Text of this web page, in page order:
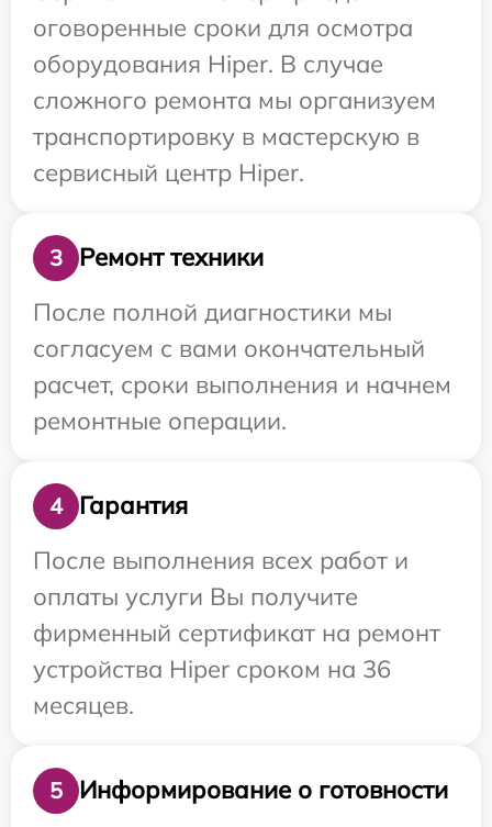
оговоренные сроки для осмотра
оборудования Hiper. В случае
сложного ремонта мы организуем
транспортировку в мастерскую в
сервисный центр Hiper.
3
Ремонт техники
После полной диагностики мы
согласуем с вами окончательный
расчет, сроки выполнения и начнем
ремонтные операции.
4
Гарантия
После выполнения всех работ и
оплаты услуги Вы получите
фирменный сертификат на ремонт
устройства Hiper сроком на 36
месяцев.
5
Информирование о готовности